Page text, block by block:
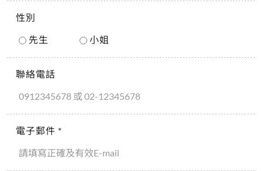
性別
先生
小姐
聯絡電話
電子郵件 *